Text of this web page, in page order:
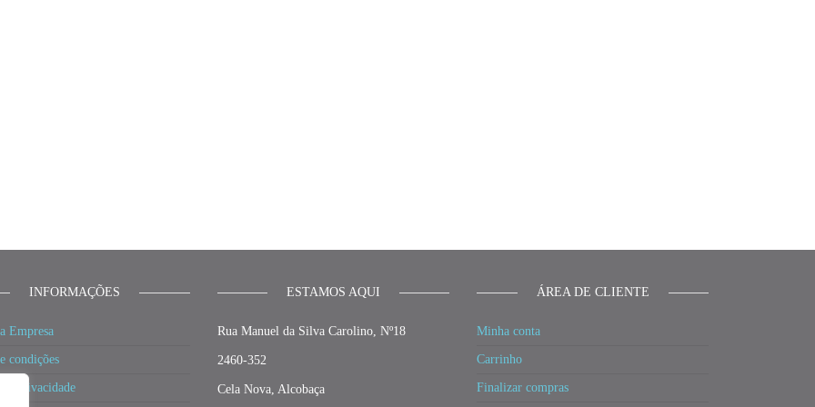
INFORMAÇÕES
Empresa
condições
de privacidade
ESTAMOS AQUI
Rua Manuel da Silva Carolino, Nº18
2460-352
Cela Nova, Alcobaça
ÁREA DE CLIENTE
Minha conta
Carrinho
Finalizar compras